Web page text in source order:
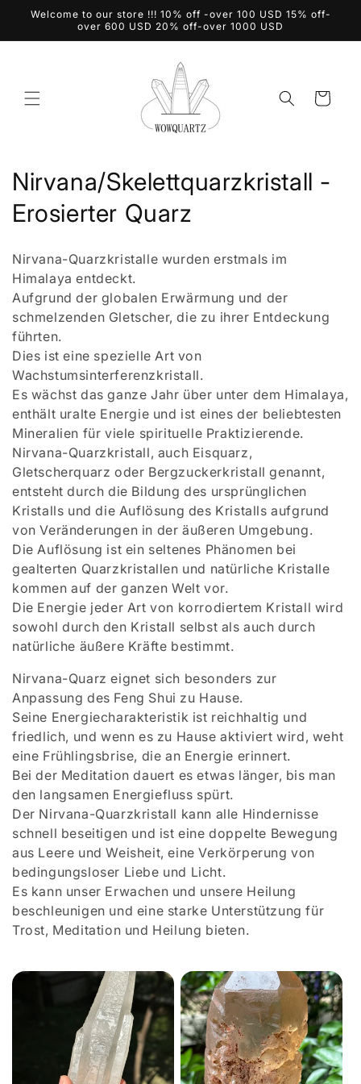
zum
Welcome to our store !!! 10% off -over 100 USD 15% off-
over 600 USD 20% off-over 1000 USD
Warenkorb
K
a
e
g
o
r
i
e
:
Nirvana/Skelettquarzkristall -
Erosierter Quarz
Nirvana-Quarzkristalle wurden erstmals im
Himalaya entdeckt.
Aufgrund der globalen Erwärmung und der
schmelzenden Gletscher, die zu ihrer Entdeckung
führten.
Dies ist eine spezielle Art von
Wachstumsinterferenzkristall.
Es wächst das ganze Jahr über unter dem Himalaya,
enthält uralte Energie und ist eines der beliebtesten
Mineralien für viele spirituelle Praktizierende.
Nirvana-Quarzkristall, auch Eisquarz,
Gletscherquarz oder Bergzuckerkristall genannt,
entsteht durch die Bildung des ursprünglichen
Kristalls und die Auflösung des Kristalls aufgrund
von Veränderungen in der äußeren Umgebung.
Die Auflösung ist ein seltenes Phänomen bei
gealterten Quarzkristallen und natürliche Kristalle
kommen auf der ganzen Welt vor.
Die Energie jeder Art von korrodiertem Kristall wird
sowohl durch den Kristall selbst als auch durch
natürliche äußere Kräfte bestimmt.
Nirvana-Quarz eignet sich besonders zur
Anpassung des Feng Shui zu Hause.
Seine Energiecharakteristik ist reichhaltig und
friedlich, und wenn es zu Hause aktiviert wird, weht
eine Frühlingsbrise, die an Energie erinnert.
Bei der Meditation dauert es etwas länger, bis man
den langsamen Energiefluss spürt.
Der Nirvana-Quarzkristall kann alle Hindernisse
schnell beseitigen und ist eine doppelte Bewegung
aus Leere und Weisheit, eine Verkörperung von
bedingungsloser Liebe und Licht.
Es kann unser Erwachen und unsere Heilung
beschleunigen und eine starke Unterstützung für
Trost, Meditation und Heilung bieten.